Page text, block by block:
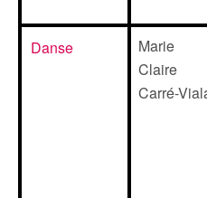
Danse
Marie
Claire
Carré-